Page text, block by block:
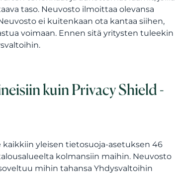
taso. Neuvosto ilmoittaa olevansa
ei kuitenkaan ota kantaa siihen,
voimaan. Ennen sitä yritysten tuleekin
kuin Privacy Shield -
yleisen tietosuoja-asetuksen 46
kolmansiin maihin. Neuvosto
mihin tahansa Yhdysvaltoihin